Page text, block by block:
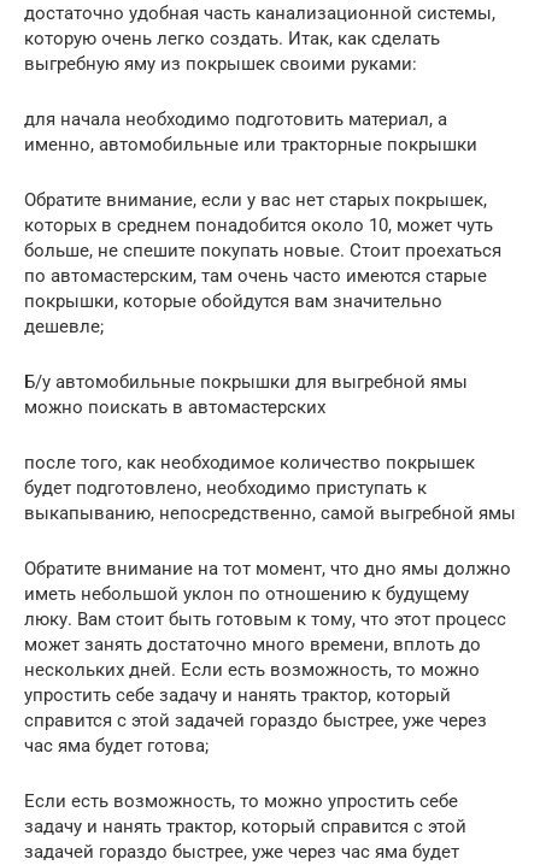
достаточно удобная часть канализационной системы,
которую очень легко создать. Итак, как сделать
выгребную яму из покрышек своими руками:
для начала необходимо подготовить материал, а
именно, автомобильные или тракторные покрышки
Обратите внимание, если у вас нет старых покрышек,
которых в среднем понадобится около 10, может чуть
больше, не спешите покупать новые. Стоит проехаться
по автомастерским, там очень часто имеются старые
покрышки, которые обойдутся вам значительно
дешевле;
Б/у автомобильные покрышки для выгребной ямы
можно поискать в автомастерских
после того, как необходимое количество покрышек
будет подготовлено, необходимо приступать к
выкапыванию, непосредственно, самой выгребной ямы
Обратите внимание на тот момент, что дно ямы должно
иметь небольшой уклон по отношению к будущему
люку. Вам стоит быть готовым к тому, что этот процесс
может занять достаточно много времени, вплоть до
нескольких дней. Если есть возможность, то можно
упростить себе задачу и нанять трактор, который
справится с этой задачей гораздо быстрее, уже через
час яма будет готова;
Если есть возможность, то можно упростить себе
задачу и нанять трактор, который справится с этой
задачей гораздо быстрее, уже через час яма будет